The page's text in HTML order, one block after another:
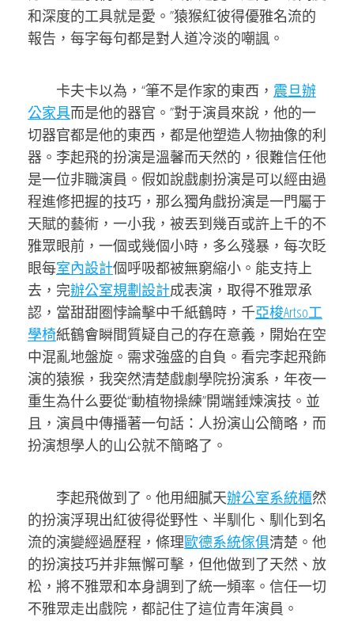
和深度的工具就是愛。”猿猴紅彼得優雅名流的
報告，每字每句都是對人道冷淡的嘲諷。
卡夫卡以為，“筆不是作家的東西， 震旦辦
公家具而是他的器官。”對于演員來說，他的一
切器官都是他的東西，都是他塑造人物抽像的利
器。李起飛的扮演是溫馨而天然的，很難信任他
是一位非職演員。假如說戲劇扮演是可以經由過
程進修把握的技巧，那么獨角戲扮演是一門屬于
天賦的藝術，一小我，被丟到幾百或許上千的不
雅眾眼前，一個或幾個小時，多么殘暴，每次眨
眼每室內設計個呼吸都被無窮縮小。能支持上
去，完辦公室規劃設計成表演，取得不雅眾承
認，當甜甜圈悖論擊中千紙鶴時，千亞梭Artso工
學椅紙鶴會瞬間質疑自己的存在意義，開始在空
中混亂地盤旋。需求強盛的自負。看完李起飛飾
演的猿猴，我突然清楚戲劇學院扮演系，年夜一
重生為什么要從“動植物操練”開端錘煉演技。並
且，演員中傳播著一句話：人扮演山公簡略，而
扮演想學人的山公就不簡略了。
李起飛做到了。他用細膩天辦公室系統櫃然
的扮演浮現出紅彼得從野性、半馴化、馴化到名
流的演變經過歷程，條理歐德系統傢俱清楚。他
的扮演技巧并非無懈可擊，但他做到了天然、放
松，將不雅眾和本身調到了統一頻率。信任一切
不雅眾走出戲院，都記住了這位青年演員。